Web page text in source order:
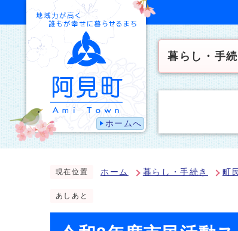
ホームへ
暮らし・手続
現在位置 ホーム 暮らし・手続き 町
あしあと